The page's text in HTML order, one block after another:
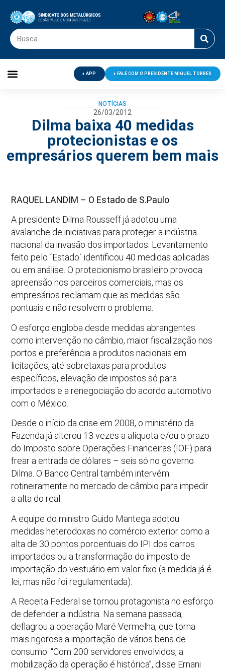
APP FALE COM O PRESIDENTE MIGUEL TORRES
NOTÍCIAS
26/03/2012
Dilma baixa 40 medidas
protecionistas e os
empresários querem bem mais
RAQUEL LANDIM – O Estado de S.Paulo
A presidente Dilma Rousseff já adotou uma
avalanche de iniciativas para proteger a indústria
nacional da invasão dos importados. Levantamento
feito pelo ´Estado´ identificou 40 medidas aplicadas
ou em análise. O protecionismo brasileiro provoca
apreensão nos parceiros comerciais, mas os
empresários reclamam que as medidas são
pontuais e não resolvem o problema.
O esforço engloba desde medidas abrangentes
como intervenção no câmbio, maior fiscalização nos
portos e preferência a produtos nacionais em
licitações, até sobretaxas para produtos
específicos, elevação de impostos só para
importados e a renegociação do acordo automotivo
com o México.
Desde o início da crise em 2008, o ministério da
Fazenda já alterou 13 vezes a alíquota e/ou o prazo
do Imposto sobre Operações Financeiras (IOF) para
frear a entrada de dólares – seis só no governo
Dilma. O Banco Central também intervém
rotineiramente no mercado de câmbio para impedir
a alta do real.
A equipe do ministro Guido Mantega adotou
medidas heterodoxas no comércio exterior como a
alta de 30 pontos porcentuais do IPI dos carros
importados ou a transformação do imposto de
importação do vestuário em valor fixo (a medida já é
lei, mas não foi regulamentada).
A Receita Federal se tornou protagonista no esforço
de defender a indústria. Na semana passada,
deflagrou a operação Maré Vermelha, que torna
mais rigorosa a importação de vários bens de
consumo. “Com 200 servidores envolvidos, a
mobilização da operação é histórica”, disse Ernani